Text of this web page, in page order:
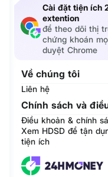
Cài đặt tiện ích
extention
để theo dõi thị
chứng khoán
duyệt Chrome
Về chúng tôi
Liên hệ
Chính sách và
Điều khoản & chính
Xem HDSD để tận
tiện ích